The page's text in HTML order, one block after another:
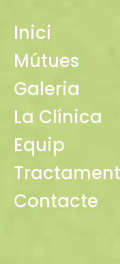
Inici
Mútues
Galeria
La Clínica
Equip
Contacte